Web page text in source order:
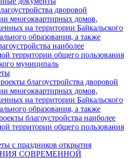
дворовой
многоквартирных домов,
на территории Байкальского
образования, а также
наиболее
территории общего пользования
муниципаль
благоустройства дворовой
многоквартирных домов,
на территории Байкальского
образования, а также
благоустройства наиболее
территории общего пользования
с праздников открытия
СОВРЕМЕННОЙ